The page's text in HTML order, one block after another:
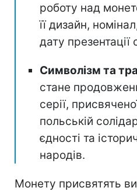
роботу над
її дизайн,
дату презентації
Символізм та
стане
серії,
польській
єдності та
народів.
Монету присвятять